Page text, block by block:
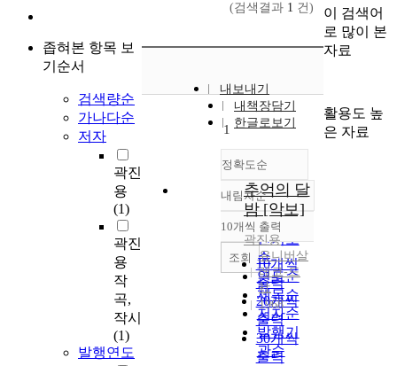
좁혀본 항목 보
기순서
검색량순
가나다순
저자
곽진
용
(1)
곽진
용
작
곡,
작시
(1)
발행연도
(검색결과 1 건)
내보내기
내책장담기
한글로보기
정확도순
정확도
순
인기도
순
연도순
제목순
저자순
발행기
관순
내림차순
내림차순
10개씩 출력
10개씩
출력
20개씩
출력
30개씩
출력
조회
1
추억의 달
밤 [악보]
곽진용
유니버살
레코-드
社
1968
이 검색어
로 많이 본
자료
활용도 높
은 자료